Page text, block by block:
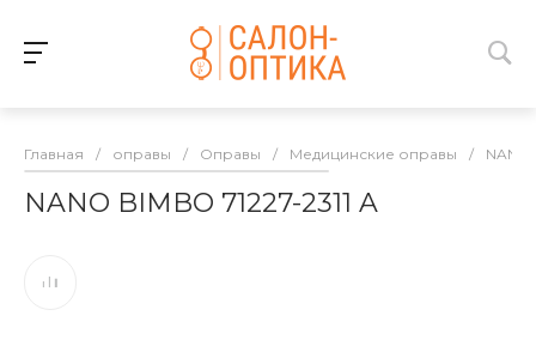
Главная / оправы / Оправы / Медицинские оправы / NANO
NANO BIMBO 71227-2311 A